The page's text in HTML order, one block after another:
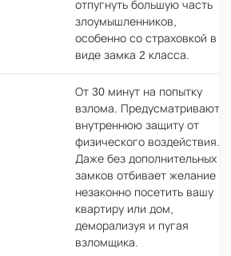
отпугнуть большую часть
злоумышленников,
особенно со страховкой в
виде замка 2 класса.
От 30 минут на попытку
взлома. Предусматривают
внутреннюю защиту от
физического воздействия.
Даже без дополнительных
замков отбивает желание
незаконно посетить вашу
квартиру или дом,
деморализуя и пугая
взломщика.